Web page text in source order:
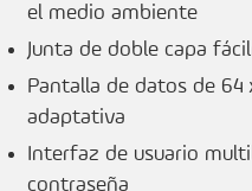
el medio ambiente
Junta de doble capa
Pantalla de datos de
adaptativa
Interfaz de usuario
contraseña